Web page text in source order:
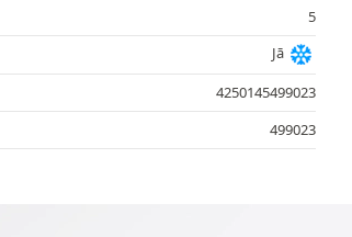
5
Jā
4250145499023
499023